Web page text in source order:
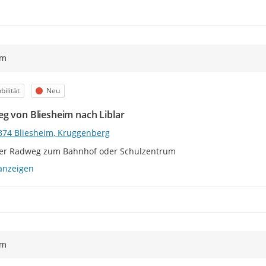
Status
Neu
von Bliesheim nach Liblar
Bliesheim, Kruggenberg
Radweg zum Bahnhof oder Schulzentrum